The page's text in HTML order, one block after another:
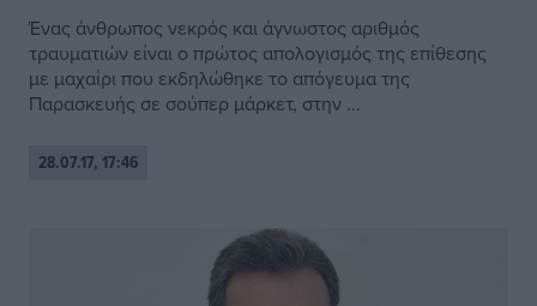
Ένας άνθρωπος νεκρός και άγνωστος αριθμός
τραυματιών είναι ο πρώτος απολογισμός της επίθεσης
με μαχαίρι που εκδηλώθηκε το απόγευμα της
Παρασκευής σε σούπερ μάρκετ, στην ...
28.07.17, 17:46